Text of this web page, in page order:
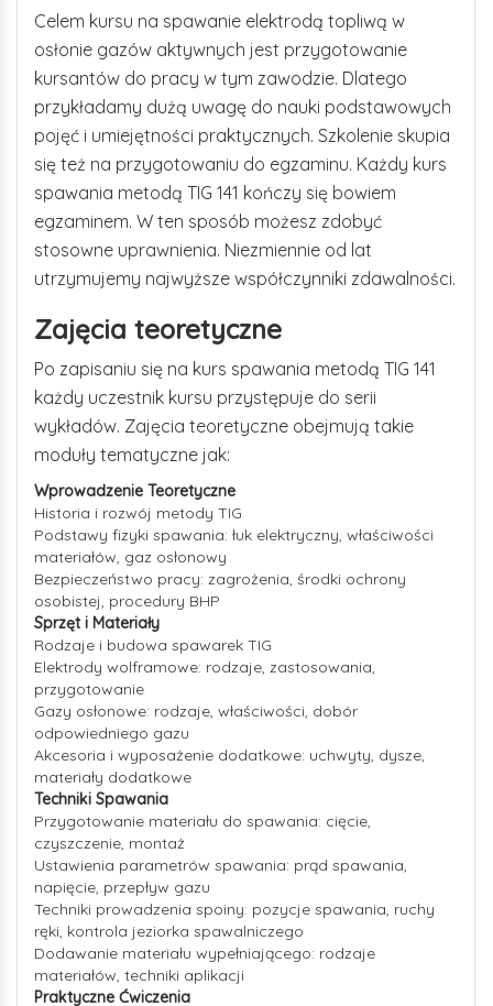
Celem kursu na spawanie elektrodą topliwą w
osłonie gazów aktywnych jest przygotowanie
kursantów do pracy w tym zawodzie. Dlatego
przykładamy dużą uwagę do nauki podstawowych
pojęć i umiejętności praktycznych. Szkolenie skupia
się też na przygotowaniu do egzaminu. Każdy kurs
spawania metodą TIG 141 kończy się bowiem
egzaminem. W ten sposób możesz zdobyć
stosowne uprawnienia. Niezmiennie od lat
utrzymujemy najwyższe współczynniki zdawalności.
Zajęcia teoretyczne
Po zapisaniu się na kurs spawania metodą TIG 141
każdy uczestnik kursu przystępuje do serii
wykładów. Zajęcia teoretyczne obejmują takie
moduły tematyczne jak:
Wprowadzenie Teoretyczne
Historia i rozwój metody TIG
Podstawy fizyki spawania: łuk elektryczny, właściwości
materiałów, gaz osłonowy
Bezpieczeństwo pracy: zagrożenia, środki ochrony
osobistej, procedury BHP
Sprzęt i Materiały
Rodzaje i budowa spawarek TIG
Elektrody wolframowe: rodzaje, zastosowania,
przygotowanie
Gazy osłonowe: rodzaje, właściwości, dobór
odpowiedniego gazu
Akcesoria i wyposażenie dodatkowe: uchwyty, dysze,
materiały dodatkowe
Techniki Spawania
Przygotowanie materiału do spawania: cięcie,
czyszczenie, montaż
Ustawienia parametrów spawania: prąd spawania,
napięcie, przepływ gazu
Techniki prowadzenia spoiny: pozycje spawania, ruchy
ręki, kontrola jeziorka spawalniczego
Dodawanie materiału wypełniającego: rodzaje
materiałów, techniki aplikacji
Praktyczne Ćwiczenia